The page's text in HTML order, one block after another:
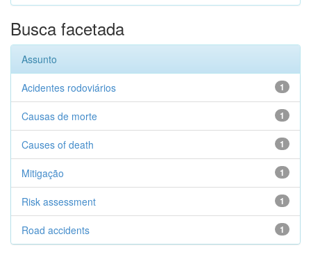
Busca facetada
Assunto
1
Acidentes rodoviários
1
Causas de morte
1
Causes of death
1
Mitigação
1
Risk assessment
1
Road accidents